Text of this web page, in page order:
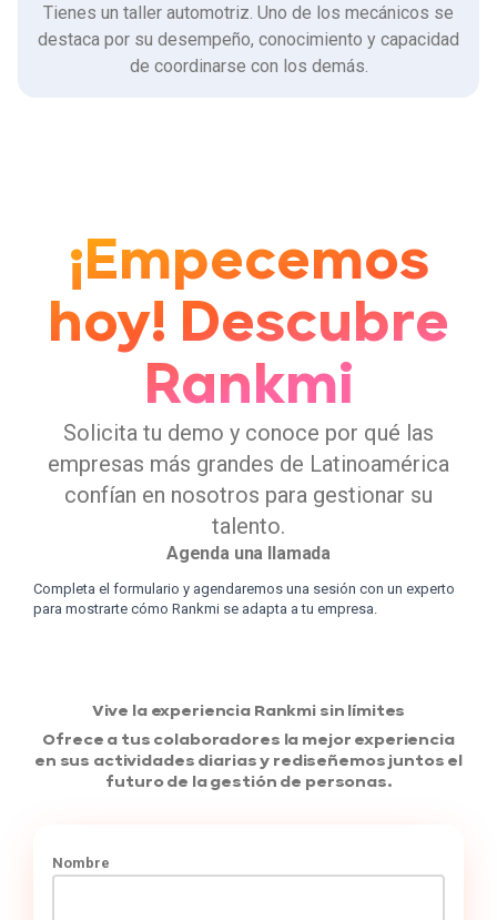
Tienes un taller automotriz. Uno de los mecánicos se
destaca por su desempeño, conocimiento y capacidad
de coordinarse con los demás.
¡Empecemos
hoy! Descubre
Rankmi
Solicita tu demo y conoce por qué las
empresas más grandes de Latinoamérica
confían en nosotros para gestionar su
talento.
Agenda una llamada
Completa el formulario y agendaremos una sesión con un experto
para mostrarte cómo Rankmi se adapta a tu empresa.
Vive la experiencia Rankmi sin límites
Ofrece a tus colaboradores la mejor experiencia
en sus actividades diarias y rediseñemos juntos el
futuro de la gestión de personas.
Nombre